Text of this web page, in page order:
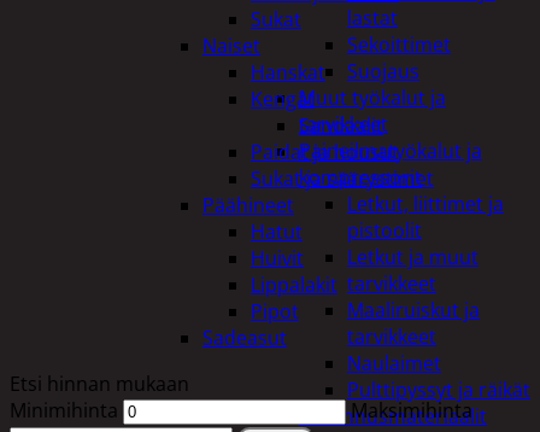
lastat
Sekoittimet
Suojaus
Muut työkalut ja
tarvikkeet
Paineilmatyökalut ja
kompressorit
Letkut, liittimet ja
pistoolit
Letkut ja muut
tarvikkeet
Maaliruiskut ja
tarvikkeet
Naulaimet
Pulttipyssyt ja räikät
Rakennusmateriaalit
Sukat
Naiset
Hanskat
Kengät
Sandaalit
Paidat ja housut
Sukat ja säärystimet
Päähineet
Hatut
Huivit
Lippalakit
Pipot
Sadeasut
Etsi hinnan mukaan
Minimihinta
Maksimihinta